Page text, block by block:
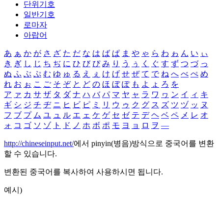
단위기호
일반기호
로마자
아랍어
あ ぁ か が さ ざ た だ な は ば ぱ ま や ゃ ら わ ゎ ん い ぃ
き ぎ し じ ち ぢ に ひ び ぴ み り う ぅ く ぐ す ず つ づ っ
ぬ ふ ぶ ぷ む ゆ ゅ る え ぇ け げ せ ぜ て で ね へ べ ぺ め
れ お ぉ こ ご そ ぞ と ど の ほ ぼ ぽ も よ ょ ろ を
ア ァ カ サ ザ タ ダ ナ ハ バ パ マ ヤ ャ ラ ワ ヮ ン イ ィ キ
ギ シ ジ チ ヂ ニ ヒ ビ ピ ミ リ ウ ゥ ク グ ス ズ ツ ヅ ッ ヌ
フ ブ プ ム ユ ュ ル エ ェ ケ ゲ セ ゼ テ デ ヘ ベ ペ メ レ オ
ォ コ ゴ ソ ゾ ト ド ノ ホ ボ ポ モ ヨ ョ ロ ヲ ―
http://chineseinput.net/에서 pinyin(병음)방식으로 중국어를 변환
할 수 있습니다.
변환된 중국어를 복사하여 사용하시면 됩니다.
예시)